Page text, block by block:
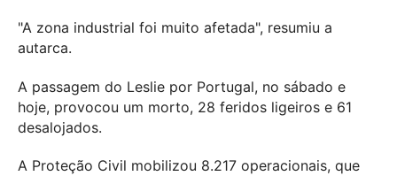
"A zona industrial foi muito afetada", resumiu a
autarca.
A passagem do Leslie por Portugal, no sábado e
hoje, provocou um morto, 28 feridos ligeiros e 61
desalojados.
A Proteção Civil mobilizou 8.217 operacionais, que